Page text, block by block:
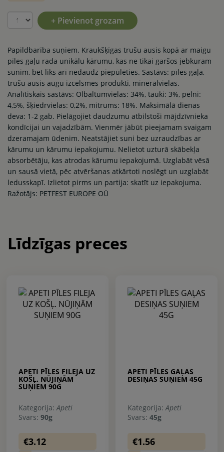
+ Pievienot grozam
Papildbarība suņiem. Kraukšķīgas trušu ausis kopā ar maigu
pīles gaļu rada unikālu kārumu, kas ne tikai garšos jebkuram
sunim, bet liks arī nedaudz piepūlēties. Sastāvs: pīles gaļa,
trušu ausis augu izcelsmes produkti, minerālvielas.
Analītiskais sastāvs: Olbaltumvielas: 34%, tauki: 3%, pelni:
4,5%, šķiedrvielas: 0,2%, mitrums: 18%. Maksimālā dienas
deva: 1-2 gab. Pielāgojiet daudzumu atbilstoši mājdzīvnieka
kondīcijai un vajadzībām. Vienmēr jābūt pieejamam svaigam
dzeramajam ūdenim. Neatstājiet suni bez uzraudzības ar
kārumu un kārumu iepakojumu. Nelietot uzturā skābekļa
absorbētāju, kas atrodas kārumu iepakojumā. Uzglabāt vēsā
un sausā vietā, pēc atvēršanas atkārtoti noslēgt un uzglabāt
ledusskapī. Izlietot pirms un partija: skatīt uz iepakojuma.
Ražotājs: PETFEST EUROPE OÜ
Līdzīgas preces
APETI PĪLES FILEJA UZ
KOŠĻ. NŪJIŅĀM
SUŅIEM 90G
Kategorija: Apeti
Svars: 90g
€3.12
APETI PĪLES GAĻAS
DESIŅAS SUŅIEM 45G
Kategorija: Apeti
Svars: 45g
€1.56